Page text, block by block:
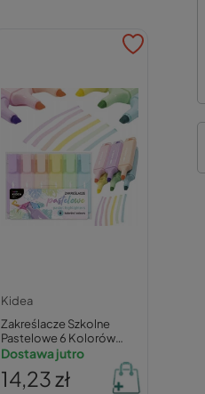
Kidea
Zakreślacze Szkolne
Pastelowe 6 Kolorów
Kidea ZP6KA
Dostawa jutro
14,23 zł